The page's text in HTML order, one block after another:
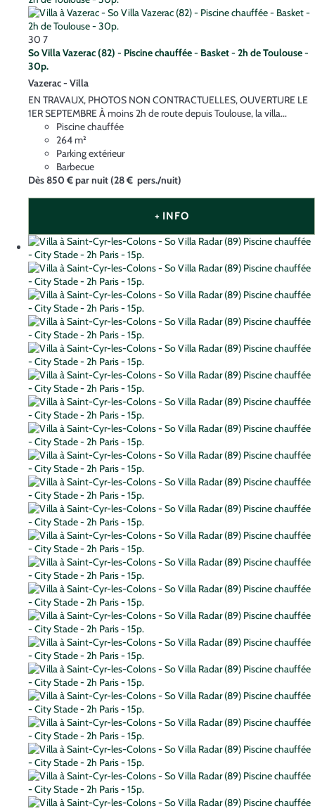
30 7
So Villa Vazerac (82) - Piscine chauffée - Basket - 2h de Toulouse -
30p.
Vazerac - Villa
EN TRAVAUX, PHOTOS NON CONTRACTUELLES, OUVERTURE LE
1ER SEPTEMBRE À moins 2h de route depuis Toulouse, la villa...
Piscine chauffée
264 m²
Parking extérieur
Barbecue
Dès850 €par nuit(28 € pers./nuit)
+ INFO